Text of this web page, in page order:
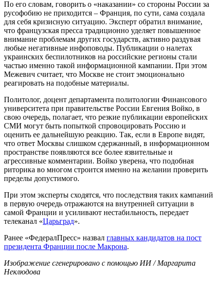
По его словам, говорить о «наказании» со стороны России за
русофобию не приходится – Франция, по сути, сама создала
для себя кризисную ситуацию. Эксперт обратил внимание,
что французская пресса традиционно уделяет повышенное
внимание проблемам других государств, активно раздувая
любые негативные инфоповоды. Публикации о налетах
украинских беспилотников на российские регионы стали
частью именно такой информационной кампании. При этом
Межевич считает, что Москве не стоит эмоционально
реагировать на подобные материалы.
Политолог, доцент департамента политологии Финансового
университета при правительстве России Евгения Войко, в
свою очередь, полагает, что резкие публикации европейских
СМИ могут быть попыткой спровоцировать Россию и
оценить ее дальнейшую реакцию. Так, если в Европе видят,
что ответ Москвы слишком сдержанный, в информационном
пространстве появляются все более язвительные и
агрессивные комментарии. Войко уверена, что подобная
риторика во многом строится именно на желании проверить
пределы допустимого.
При этом эксперты сходятся, что последствия таких кампаний
в первую очередь отражаются на внутренней ситуации в
самой Франции и усиливают нестабильность, передает
телеканал «Царьград».
Ранее «ФедералПресс» назвал главных кандидатов на пост
президента Франции после Макрона.
Изображение сгенерировано с помощью ИИ / Маргарита
Неклюдова